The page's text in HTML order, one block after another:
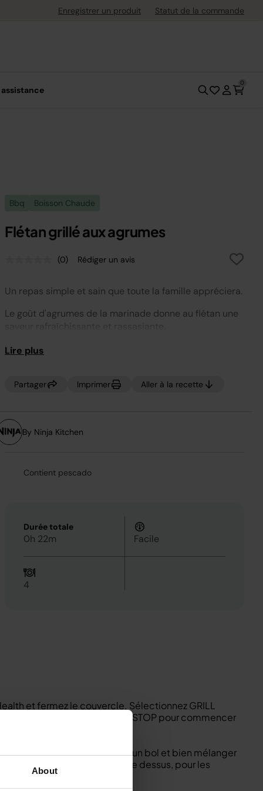
About
flexible avec Klarna
Enregistrer un produit Statut de la commande
0
Bbq Boisson Chaude
Flétan grillé aux agrumes
Aucune
notation.
sur
la
(0) Rédiger un avis
Un repas simple et sain que toute la famille appréciera.
Le goût d'agrumes de la marinade donne au flétan une
saveur rafraîchissante et rassasiante.
Lire plus
Partager Imprimer Aller à la recette
By Ninja Kitchen
Contient pescado
Durée totale
0h 22m Facile
4
et fermez le couvercle. Sélectionnez GRILL
minutes. Sélectionner START/STOP pour commencer
les filets de flétan, dans un bol et bien mélanger
généreusement la marinade dessus, pour les